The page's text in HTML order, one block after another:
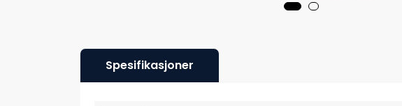
Spesifikasjoner